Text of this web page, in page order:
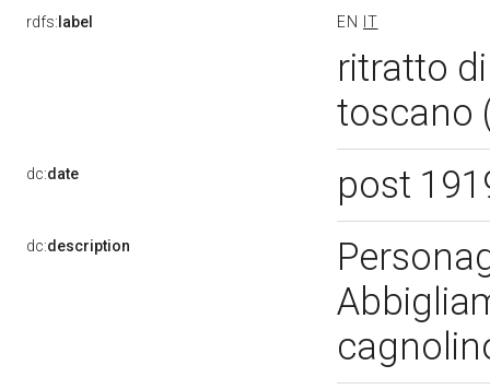
rdfs: label EN IT
ritratto
toscano
dc:date post
dc:description